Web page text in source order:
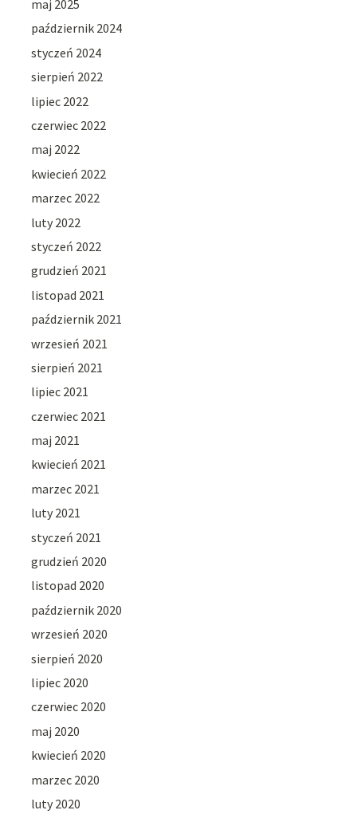
maj 2025
październik 2024
styczeń 2024
sierpień 2022
lipiec 2022
czerwiec 2022
maj 2022
kwiecień 2022
marzec 2022
luty 2022
styczeń 2022
grudzień 2021
listopad 2021
październik 2021
wrzesień 2021
sierpień 2021
lipiec 2021
czerwiec 2021
maj 2021
kwiecień 2021
marzec 2021
luty 2021
styczeń 2021
grudzień 2020
listopad 2020
październik 2020
wrzesień 2020
sierpień 2020
lipiec 2020
czerwiec 2020
maj 2020
kwiecień 2020
marzec 2020
luty 2020